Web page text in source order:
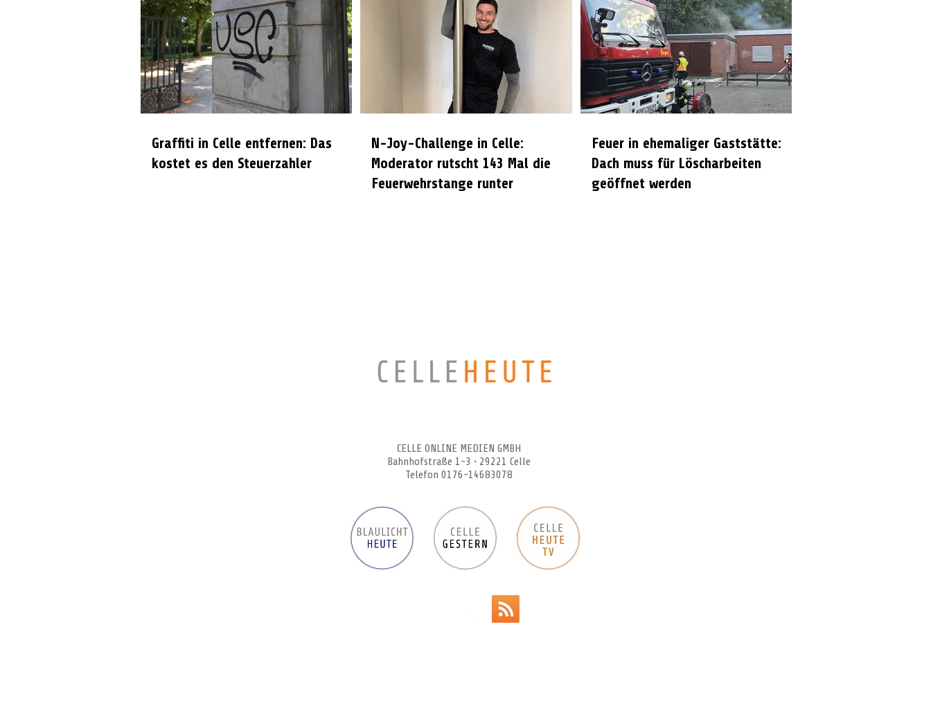
Graffiti in Celle entfernen: Das
kostet es den Steuerzahler
N-Joy-Challenge in Celle:
Moderator rutscht 143 Mal die
Feuerwehrstange runter
Feuer in ehemaliger Gaststätte:
Dach muss für Löscharbeiten
geöffnet werden
CELLE ONLINE MEDIEN GMBH
Bahnhofstraße 1-3 • 29221 Celle
Telefon 0176-14683078